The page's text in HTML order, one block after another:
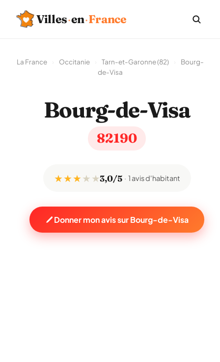
Villes·en·France
La France Occitanie Tarn-et-Garonne (82)
Bourg-
de-Visa
Bourg-de-Visa
82190
★ ★ ★★ ★3,0/5 1 avis d'habitant
Donner mon avis sur Bourg-de-Visa